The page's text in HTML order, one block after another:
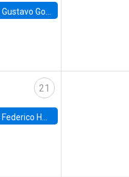
Gustavo González - Banco Central de Chile
21
Federico Huneeus - Banco Central de Chile